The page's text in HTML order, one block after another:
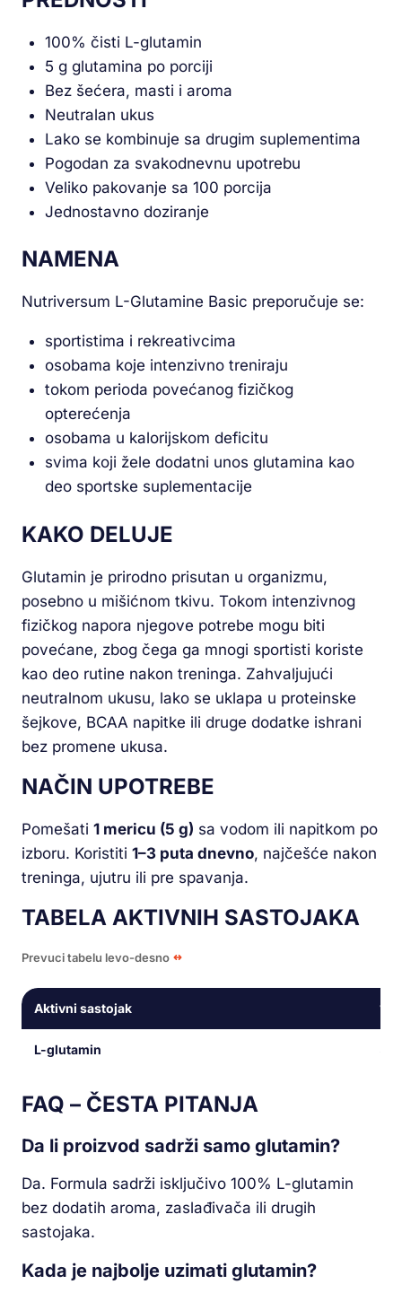
100% čisti L-glutamin
5 g glutamina po porciji
Bez šećera, masti i aroma
Neutralan ukus
Lako se kombinuje sa drugim suplementima
Pogodan za svakodnevnu upotrebu
Veliko pakovanje sa 100 porcija
Jednostavno doziranje
NAMENA
Nutriversum L-Glutamine Basic preporučuje se:
sportistima i rekreativcima
osobama koje intenzivno treniraju
tokom perioda povećanog fizičkog
opterećenja
osobama u kalorijskom deficitu
svima koji žele dodatni unos glutamina kao
deo sportske suplementacije
KAKO DELUJE
Glutamin je prirodno prisutan u organizmu,
posebno u mišićnom tkivu. Tokom intenzivnog
fizičkog napora njegove potrebe mogu biti
povećane, zbog čega ga mnogi sportisti koriste
kao deo rutine nakon treninga. Zahvaljujući
neutralnom ukusu, lako se uklapa u proteinske
šejkove, BCAA napitke ili druge dodatke ishrani
bez promene ukusa.
NAČIN UPOTREBE
Pomešati 1 mericu (5 g) sa vodom ili napitkom po
izboru. Koristiti 1–3 puta dnevno, najčešće nakon
treninga, ujutru ili pre spavanja.
TABELA AKTIVNIH SASTOJAKA
Prevuci tabelu levo-desno
Aktivni sastojak 1
L-glutamin
FAQ – ČESTA PITANJA
Da li proizvod sadrži samo glutamin?
Da. Formula sadrži isključivo 100% L-glutamin
bez dodatih aroma, zaslađivača ili drugih
sastojaka.
Kada je najbolje uzimati glutamin?